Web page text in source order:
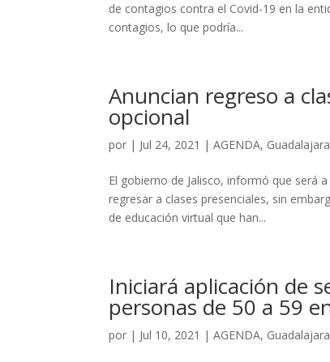
de contagios contra el Covid-19 en la
contagios, lo que podría...
Anuncian regreso a
opcional
por | Jul 24, 2021 |AGENDA, Guadalajara
El gobierno de Jalisco, informó que será
regresar a clases presenciales, sin
de educación virtual que han...
Iniciará aplicación de
personas de 50 a 59
por | Jul 10, 2021 |AGENDA, Guadalajara